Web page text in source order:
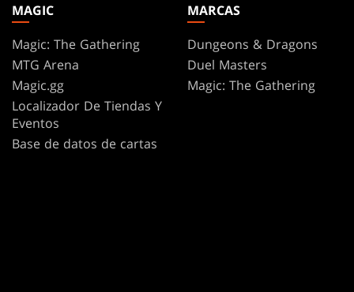
MAGIC
Magic: The Gathering
MTG Arena
Magic.gg
Localizador De Tiendas Y
Eventos
Base de datos de cartas
MARCAS
Dungeons & Dragons
Duel Masters
Magic: The Gathering